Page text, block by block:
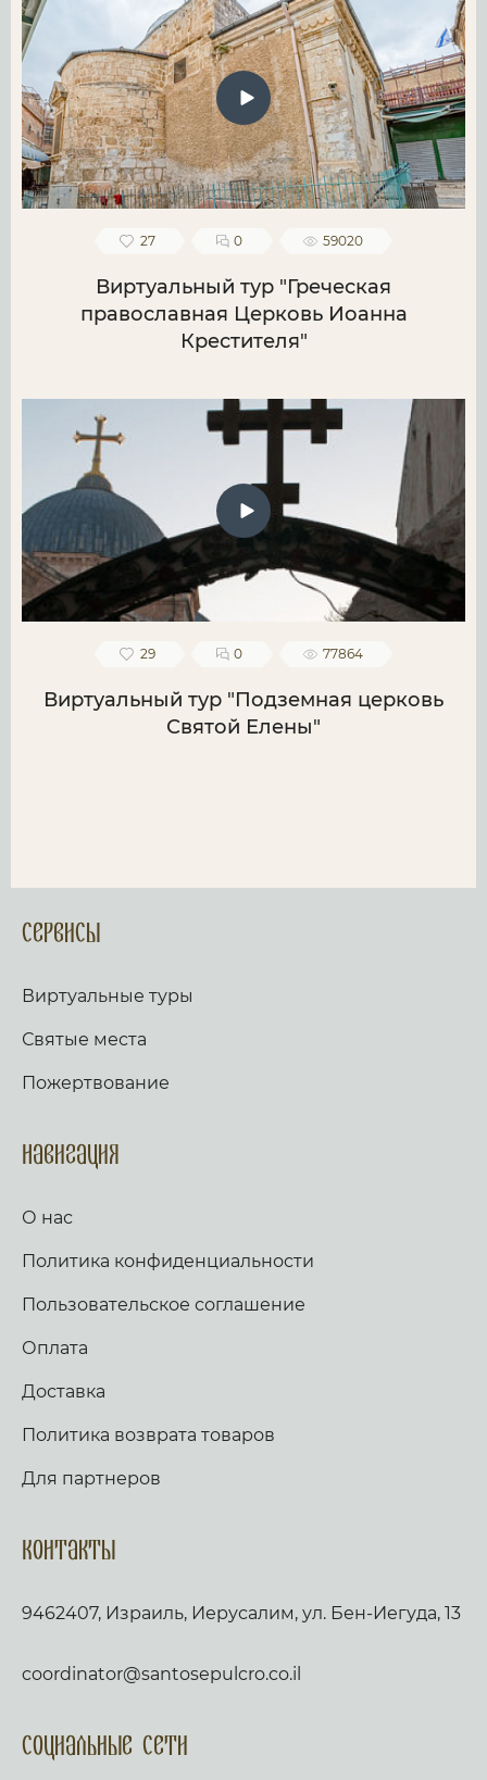
27 0 59020
Виртуальный тур "Греческая
православная Церковь Иоанна
Крестителя"
29 0 77864
Виртуальный тур "Подземная церковь
Святой Елены"
Сервисы
Виртуальные туры
Святые места
Пожертвование
Навигация
О нас
Политика конфиденциальности
Пользовательское соглашение
Оплата
Доставка
Политика возврата товаров
Для партнеров
Контакты
9462407, Израиль, Иерусалим, ул. Бен-Иегуда, 13
coordinator@santosepulcro.co.il
Социальные сети